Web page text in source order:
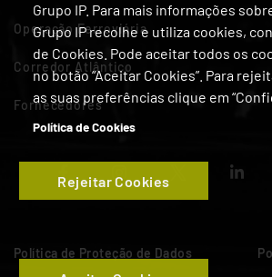
Grupo IP. Para mais informações
Grupo IP recolhe e utiliza cookies,
de Cookies. Pode aceitar todos os
no botão “Aceitar Cookies”. Para
as suas preferências clique em
Política de Cookies
Rejeitar Cookies
Operação Ferroviária
Corredor Atlântico
Fornecedores
Política de Proteção de Dados